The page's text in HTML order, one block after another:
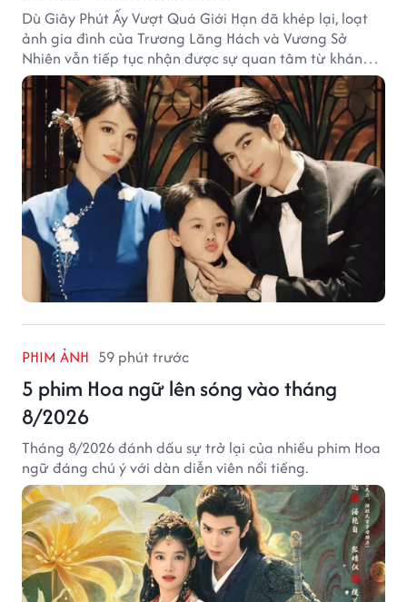
Dù Giây Phút Ấy Vượt Quá Giới Hạn đã khép lại, loạt
ảnh gia đình của Trương Lăng Hách và Vương Sở
Nhiên vẫn tiếp tục nhận được sự quan tâm từ khán
giả.
PHIM ẢNH 59 phút trước
5 phim Hoa ngữ lên sóng vào tháng
8/2026
Tháng 8/2026 đánh dấu sự trở lại của nhiều phim Hoa
ngữ đáng chú ý với dàn diễn viên nổi tiếng.